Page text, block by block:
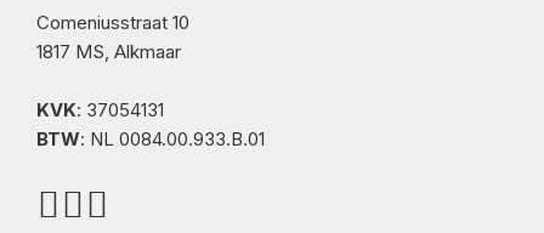
Comeniusstraat 10
1817 MS, Alkmaar
KVK: 37054131
BTW: NL 0084.00.933.B.01